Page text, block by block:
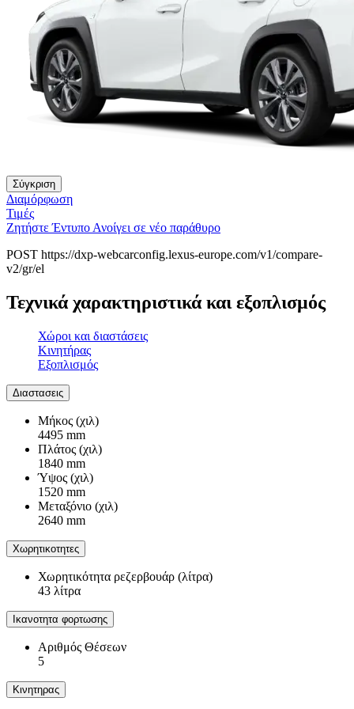
Σύγκριση
Διαμόρφωση
Τιμές
Ζητήστε Έντυπο Ανοίγει σε νέο παράθυρο
POST https://dxp-webcarconfig.lexus-europe.com/v1/compare-
v2/gr/el
Τεχνικά χαρακτηριστικά και εξοπλισμός
Χώροι και διαστάσεις
Κινητήρας
Εξοπλισμός
Διαστασεις
Μήκος (χιλ)
4495 mm
Πλάτος (χιλ)
1840 mm
Ύψος (χιλ)
1520 mm
Μεταξόνιο (χιλ)
2640 mm
Χωρητικοτητες
Χωρητικότητα ρεζερβουάρ (λίτρα)
43 λίτρα
Ικανοτητα φορτωσης
Αριθμός Θέσεων
5
Κινητηρας